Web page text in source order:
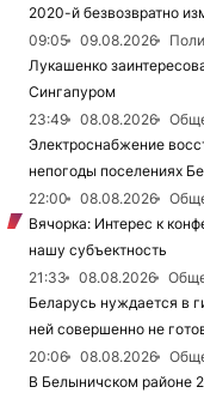
2020-й безвозвратно
09:05
09.08.2026
Лукашенко
Сингапуром
23:49
08.08.2026
Электроснабжение
непогоды поселениях
22:00
08.08.2026
Вячорка: Интерес к
нашу субъектность
21:33
08.08.2026
Беларусь нуждается в
ней совершенно не
20:06
08.08.2026
В Белыничском районе